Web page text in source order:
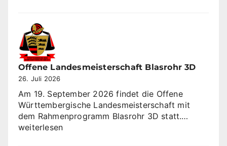
Offene Landesmeisterschaft Blasrohr 3D
26. Juli 2026
Am 19. September 2026 findet die Offene
Württembergische Landesmeisterschaft mit
dem Rahmenprogramm Blasrohr 3D statt.…
weiterlesen